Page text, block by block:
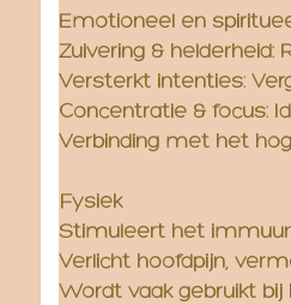
Emotioneel en
Zuivering &
Versterkt intenties:
Concentratie & focus:
Verbinding met het
Fysiek
Stimuleert het
Verlicht hoofdpijn,
Wordt vaak gebruikt bij